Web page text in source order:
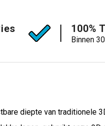
100%
Binnen
diepte van traditionele